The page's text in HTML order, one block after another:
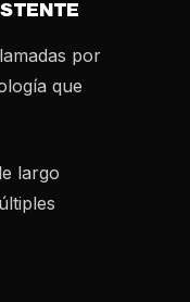
por
que
largo